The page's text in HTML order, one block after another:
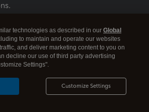
technologies as described in our Global
to maintain and operate our websites
and deliver marketing content to you on
decline our use of third party advertising
Settings".
Customize Settings